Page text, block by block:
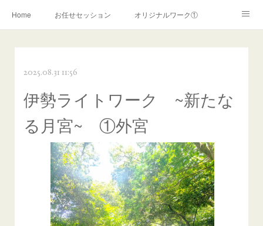
Home お任せセッション オリジナルワーク①
霊的覚醒サポート
リーブス認定ヒーリング リーブスヒーリング(~2019年)
お申込みフォーム 霊障解消ワーク
お問い合わせ ＰＲＯＦＩＬＥ ご利用案内
プライバシーポリシー 特定商取引法に関する表記ココナラ
2025.08.31 11:56
伊勢ライトワーク ~新たな
る月宮~ ①外宮